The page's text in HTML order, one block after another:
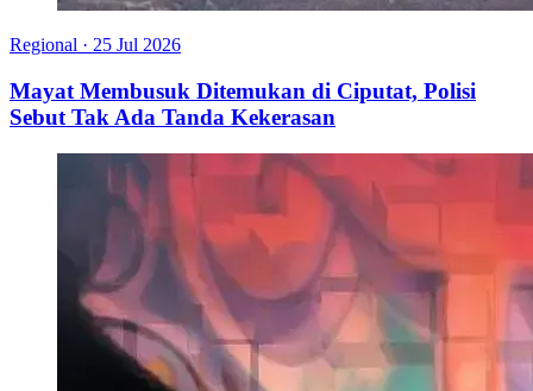
Regional · 25 Jul 2026
Mayat Membusuk Ditemukan di Ciputat, Polisi
Sebut Tak Ada Tanda Kekerasan